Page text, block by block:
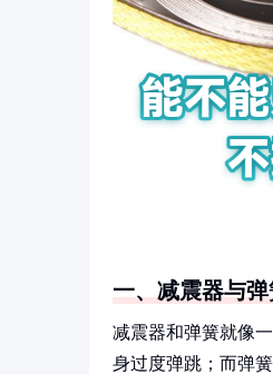
一、减震器与
减震器和弹簧就像
身过度弹跳；而弹